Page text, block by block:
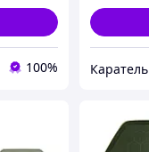
100% Каратель